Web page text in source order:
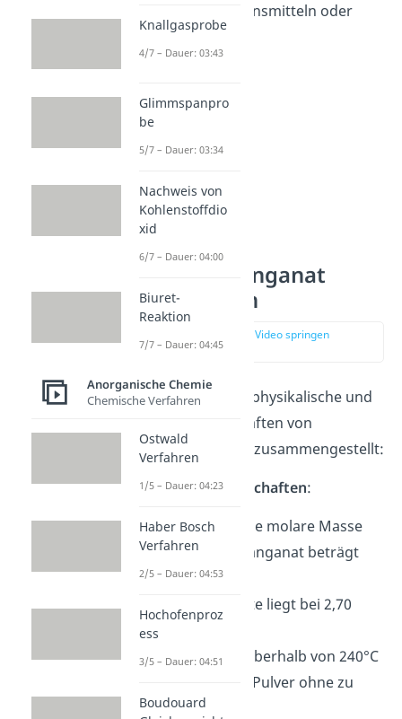
häufig in Desinfektionsmitteln oder
Deodorants.
Kaliumpermanganat
Eigenschaften
zur Stelle im Video springen
(00:38)
Wir haben dir einige physikalische und
chemische Eigenschaften von
Kaliumpermanganat zusammengestellt:
Physikalische Eigenschaften:
Molare Masse
: Die molare Masse
von Kaliumpermanganat beträgt
158,03 g/mol.
: Die Dichte liegt bei 2,70
g/cm
Schmelzpunkt
: Oberhalb von 240°C
zersetzt sich das Pulver ohne zu
schmelzen.
Knallgasprobe
4/7 – Dauer: 03:43
Glimmspanpro
be
5/7 – Dauer: 03:34
Nachweis von
Kohlenstoffdio
xid
6/7 – Dauer: 04:00
Biuret-
Reaktion
7/7 – Dauer: 04:45
Anorganische Chemie
Chemische Verfahren
Ostwald
Verfahren
1/5 – Dauer: 04:23
Haber Bosch
Verfahren
2/5 – Dauer: 04:53
Hochofenproz
ess
3/5 – Dauer: 04:51
Boudouard